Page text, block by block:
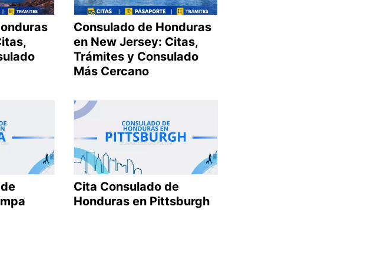
Consulado de Honduras
en New Jersey: Citas,
Trámites y Consulado
Más Cercano
Cita Consulado de
Honduras en Pittsburgh